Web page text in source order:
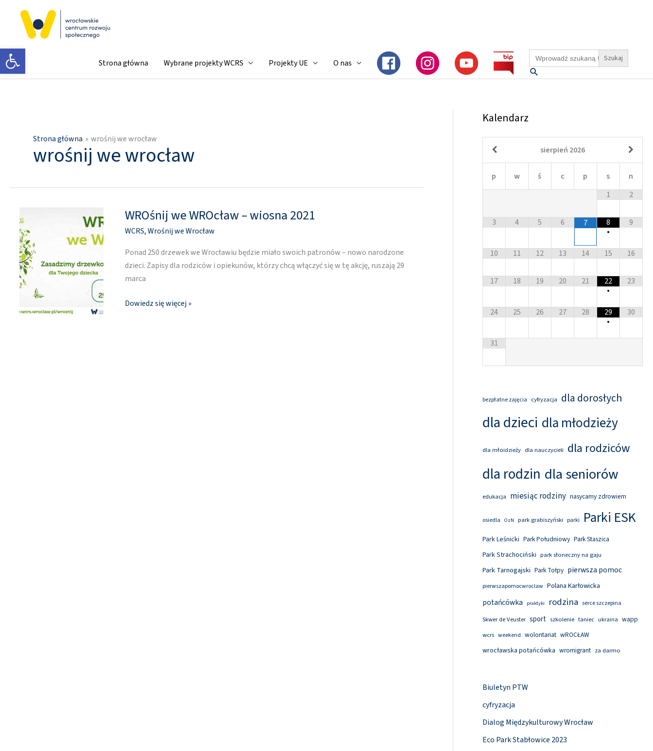
Otwórz pasek narzędzi Strona główna Wybrane projekty WCRS Projekty UE O nas
Search
for:
Szukaj
Strona główna wrośnij we wrocław
wrośnij we wrocław
WROśnij we WROcław – wiosna 2021
WCRS,Wrośnij we Wrocław
Ponad 250 drzewek we Wrocławiu będzie miało swoich patronów – nowo narodzone
dzieci. Zapisy dla rodziców i opiekunów, którzy chcą włączyć się w tę akcję, ruszają 29
marca
WROśnij
we
–
wiosna
2021
Dowiedz się więcej »
Kalendarz
sierpień 2026
p w ś c p s
n
1
2
3 4 5 6 7
8
•
9
10 11 12 13 14 15 16
17 18 19 20 21
22
•
23
24 25 26 27 28
29
•
30
31
bezpłatne zajęcia cyfryzacja dla dorosłych
dla dzieci dla młodzieży
dla młoidzieży dla nauczycieli dla rodziców
dla rodzin dla seniorów
edukacja miesiąc rodziny nasycamy zdrowiem
osiedla OzN park grabiszyński parki Parki ESK
Park Leśnicki Park Południowy Park Staszica
Park Strachociński park słoneczny na gaju
Park Tarnogajski Park Tołpy pierwsza pomoc
pierwszapomocwroclaw Polana Karłowicka
potańcówka praktyki rodzina serce szczepina
Skwer de Veuster sport szkolenie taniec ukraina wapp
wcrs weekend wolontariat wROCŁAW
wrocławska potańcówka wromigrant za darmo
Biuletyn PTW
cyfryzacja
Dialog Międzykulturowy Wrocław
Eco Park Stabłowice 2023